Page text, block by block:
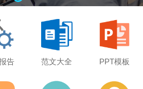
告 范文大全 PPT模板